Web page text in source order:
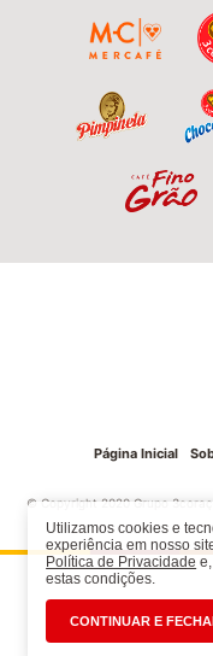
Utilizamos cookies e
experiência em nosso
Política de Privacidade
estas condições.
CONTINUAR E
Página Inicial
© Copyright 2020 Grupo